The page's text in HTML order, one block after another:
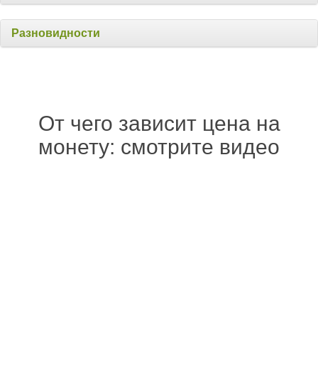
Разновидности
От чего зависит цена на
монету: смотрите видео